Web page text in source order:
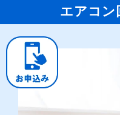
エアコン